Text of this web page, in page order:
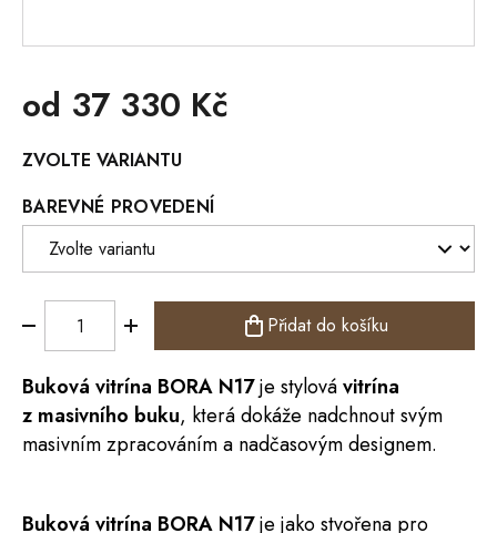
od 37 330 Kč
cena:
ZVOLTE VARIANTU
BAREVNÉ PROVEDENÍ
Přidat do košíku
Buková vitrína BORA N17je stylovávitrína
z masivního buku, která dokáže nadchnout svým
masivním zpracováním a nadčasovým designem.
Buková vitrína BORA N17je jako stvořena pro